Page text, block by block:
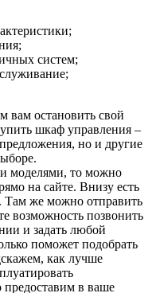
систем;
вам остановить свой
шкаф управления –
но и другие
моделями, то можно
на сайте. Внизу есть
Там же можно отправить
возможность позвонить
и задать любой
поможет подобрать
как лучше
предоставим в ваше